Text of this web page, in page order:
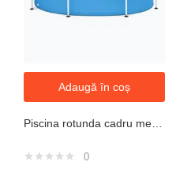
Adaugă în coș
0